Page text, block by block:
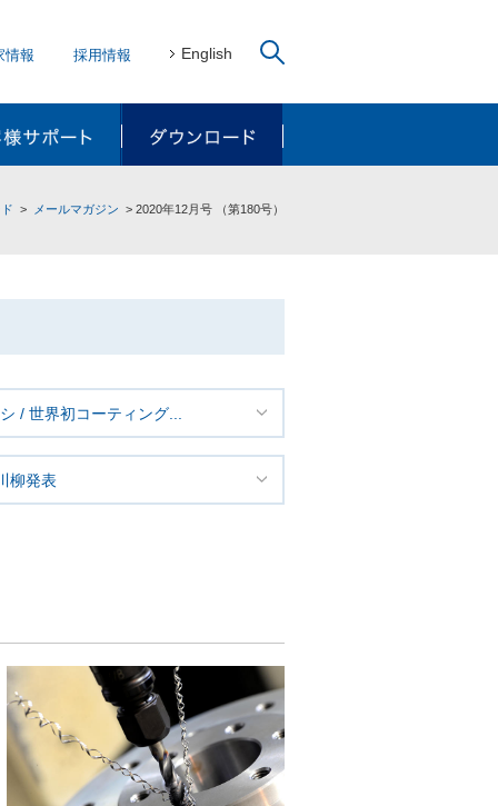
情報 採用情報 English
メールマガジン 2020年12月号 （第180号）
/ 世界初コーティング...
柳発表